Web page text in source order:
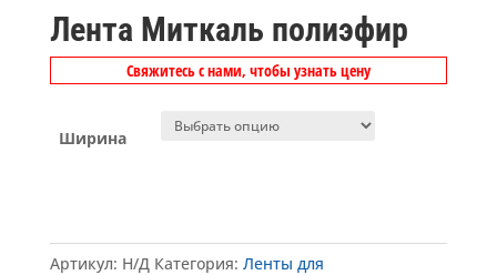
Лента Миткаль полиэфир
Свяжитесь с нами, чтобы узнать цену
Ширина
Артикул: Н/Д Категория: Ленты для